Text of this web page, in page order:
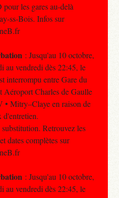
les gares au-delà
ss-Bois. Infos sur
: Jusqu'au 10 octobre,
au vendredi dès 22:45, le
interrompu entre Gare du
Aéroport Charles de Gaulle
• Mitry–Claye en raison de
d'entretien.
Retrouvez les
dates complètes sur
: Jusqu'au 10 octobre,
au vendredi dès 22:45, le